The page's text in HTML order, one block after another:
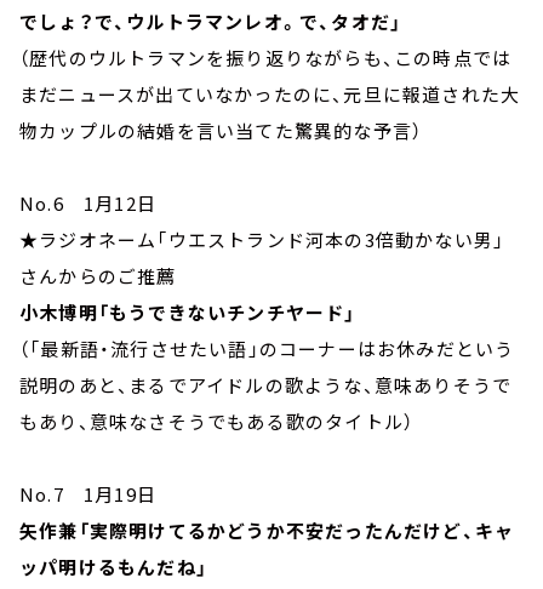
でしょ？で、ウルトラマンレオ。で、タオだ」
（歴代のウルトラマンを振り返りながらも、この時点では
まだニュースが出ていなかったのに、元旦に報道された大
物カップルの結婚を言い当てた驚異的な予言）
No.6 1月12日
★ラジオネーム「ウエストランド河本の3倍動かない男」
さんからのご推薦
小木博明「もうできないチンチヤード」
（「最新語・流行させたい語」のコーナーはお休みだという
説明のあと、まるでアイドルの歌ような、意味ありそうで
もあり、意味なさそうでもある歌のタイトル）
No.7 1月19日
矢作兼「実際明けてるかどうか不安だったんだけど、キャ
ッパ明けるもんだね」